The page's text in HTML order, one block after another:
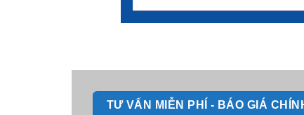
TƯ VẤN MIỄN PHÍ - BÁO GIÁ